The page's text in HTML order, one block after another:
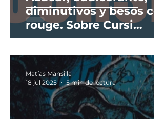
diminutivos y besos con
rouge. Sobre Cursi
(2020) de Juan Cerono.
Matías Mansilla
18 jul 2025
5 min de lectura